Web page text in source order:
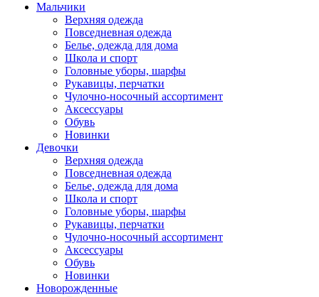
Мальчики
Верхняя одежда
Повседневная одежда
Белье, одежда для дома
Школа и спорт
Головные уборы, шарфы
Рукавицы, перчатки
Чулочно-носочный ассортимент
Аксессуары
Обувь
Новинки
Девочки
Верхняя одежда
Повседневная одежда
Белье, одежда для дома
Школа и спорт
Головные уборы, шарфы
Рукавицы, перчатки
Чулочно-носочный ассортимент
Аксессуары
Обувь
Новинки
Новорожденные